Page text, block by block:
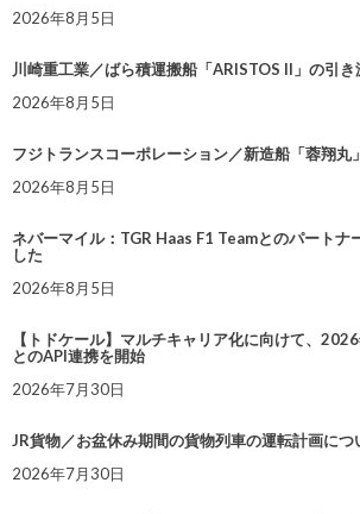
2026年8月5日
川崎重工業／ばら積運搬船「ARISTOS II」の引き
2026年8月5日
フジトランスコーポレーション／新造船「蓉翔丸
2026年8月5日
ネバーマイル：TGR Haas F1 Teamとのパートナ
した
2026年8月5日
【トドケール】マルチキャリア化に向けて、
とのAPI連携を開始
2026年7月30日
JR貨物／お盆休み期間の貨物列車の運転計画につ
2026年7月30日